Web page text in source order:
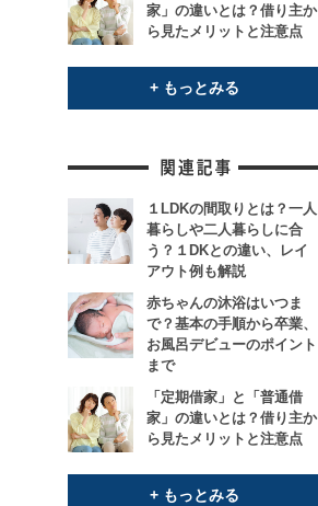
家」の違いとは？借り主か
ら見たメリットと注意点
+ もっとみる
１LDKの間取りとは？一人
暮らしや二人暮らしに合
う？１DKとの違い、レイ
アウト例も解説
赤ちゃんの沐浴はいつま
で？基本の手順から卒業、
お風呂デビューのポイント
まで
「定期借家」と「普通借
家」の違いとは？借り主か
ら見たメリットと注意点
+ もっとみる